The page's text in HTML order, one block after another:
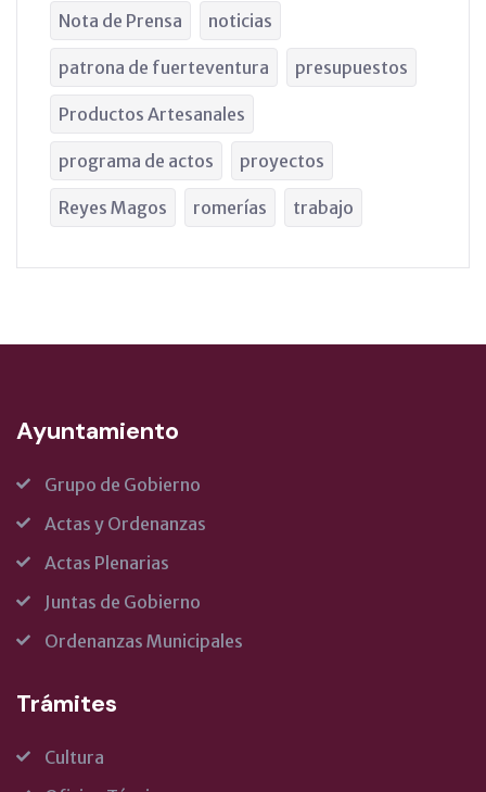
Nota de Prensa noticias
patrona de fuerteventura presupuestos
Productos Artesanales
programa de actos proyectos
Reyes Magos romerías trabajo
Ayuntamiento
Grupo de Gobierno
Actas y Ordenanzas
Actas Plenarias
Juntas de Gobierno
Ordenanzas Municipales
Trámites
Cultura